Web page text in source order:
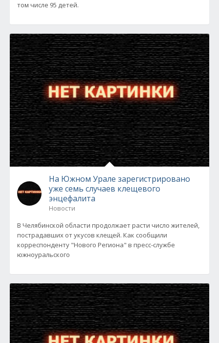
том числе 95 детей.
На Южном Урале зарегистрировано
уже семь случаев клещевого
энцефалита
Новости
В Челябинской области продолжает расти число жителей,
пострадавших от укусов клещей. Как сообщили
корреспонденту "Нового Региона" в пресс-службе
южноуральского